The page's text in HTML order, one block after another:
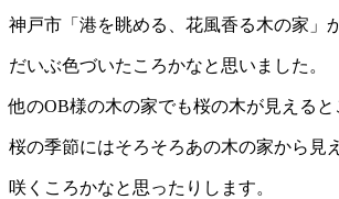
神戸市「港を眺める、花風香る木の家」
だいぶ色づいたころかなと思いました。
他のOB様の木の家でも桜の木が見えると
桜の季節にはそろそろあの木の家から見
咲くころかなと思ったりします。